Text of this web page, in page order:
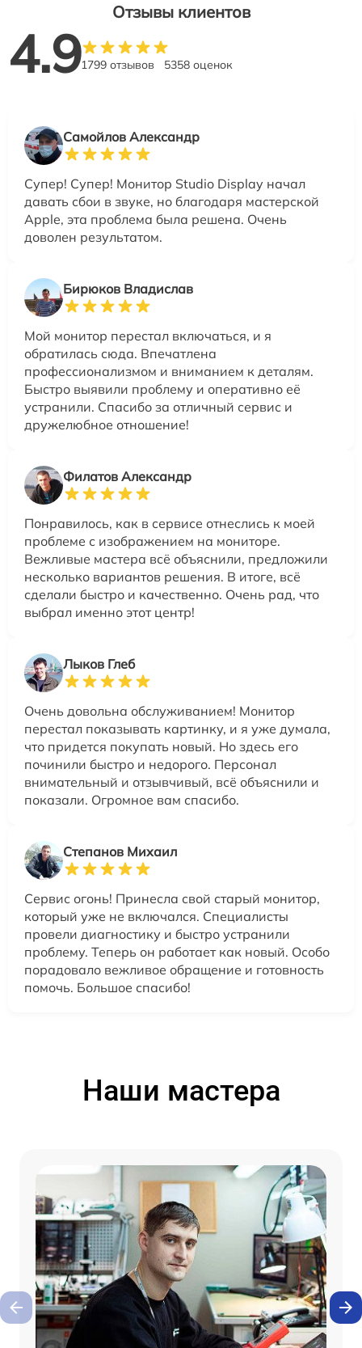
Отзывы клиентов
4.91799 отзывов 5358 оценок
Самойлов Александр
Супер! Супер! Монитор Studio Display начал
давать сбои в звуке, но благодаря мастерской
Apple, эта проблема была решена. Очень
доволен результатом.
Бирюков Владислав
Мой монитор перестал включаться, и я
обратилась сюда. Впечатлена
профессионализмом и вниманием к деталям.
Быстро выявили проблему и оперативно её
устранили. Спасибо за отличный сервис и
дружелюбное отношение!
Филатов Александр
Понравилось, как в сервисе отнеслись к моей
проблеме с изображением на мониторе.
Вежливые мастера всё объяснили, предложили
несколько вариантов решения. В итоге, всё
сделали быстро и качественно. Очень рад, что
выбрал именно этот центр!
Лыков Глеб
Очень довольна обслуживанием! Монитор
перестал показывать картинку, и я уже думала,
что придется покупать новый. Но здесь его
починили быстро и недорого. Персонал
внимательный и отзывчивый, всё объяснили и
показали. Огромное вам спасибо.
Степанов Михаил
Сервис огонь! Принесла свой старый монитор,
который уже не включался. Специалисты
провели диагностику и быстро устранили
проблему. Теперь он работает как новый. Особо
порадовало вежливое обращение и готовность
помочь. Большое спасибо!
Наши мастера